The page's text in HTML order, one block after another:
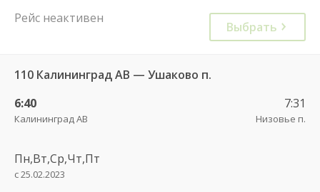
Рейс неактивен
Выбрать
110 Калининград АВ — Ушаково п.
6:40
Калининград АВ
7:31
Низовье п.
Пн,Вт,Ср,Чт,Пт
с 25.02.2023